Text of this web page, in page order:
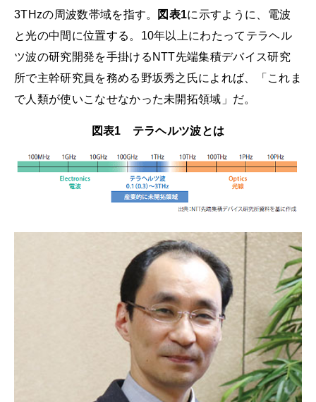
3THzの周波数帯域を指す。
図表1に示すように、電波
と光の中間に位置する。10年以上にわたってテラヘル
ツ波の研究開発を手掛けるNTT先端集積デバイス研究
所で主幹研究員を務める野坂秀之氏によれば、「これま
で人類が使いこなせなかった未開拓領域」だ。
図表1 テラヘルツ波とは